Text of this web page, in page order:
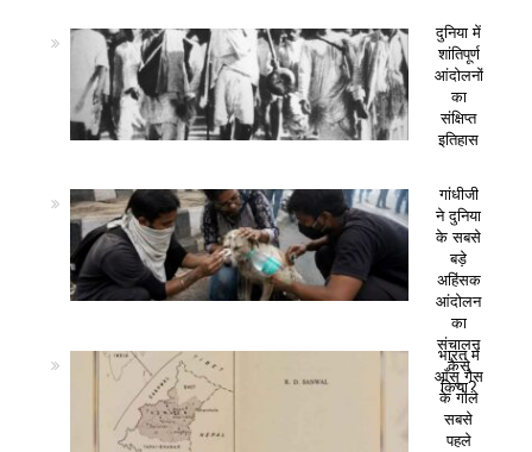
दुनिया में
शांतिपूर्ण
आंदोलनों
का
संक्षिप्त
इतिहास
गांधीजी
ने दुनिया
के सबसे
बड़े
अहिंसक
आंदोलन
का
संचालन
कैसे
किया?
भारत में
आँसू गैस
के गोले
सबसे
पहले